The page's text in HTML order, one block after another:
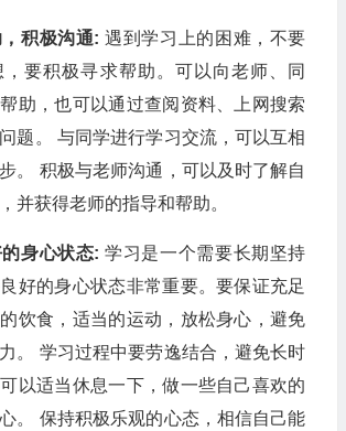
积极沟通: 遇到学习上的困难，不要
要积极寻求帮助。可以向老师、同
助，也可以通过查阅资料、上网搜索
题。 与同学进行学习交流，可以互相
。 积极与老师沟通，可以及时了解自
并获得老师的指导和帮助。
身心状态: 学习是一个需要长期坚持
好的身心状态非常重要。要保证充足
饮食，适当的运动，放松身心，避免
。 学习过程中要劳逸结合，避免长时
以适当休息一下，做一些自己喜欢的
。 保持积极乐观的心态，相信自己能